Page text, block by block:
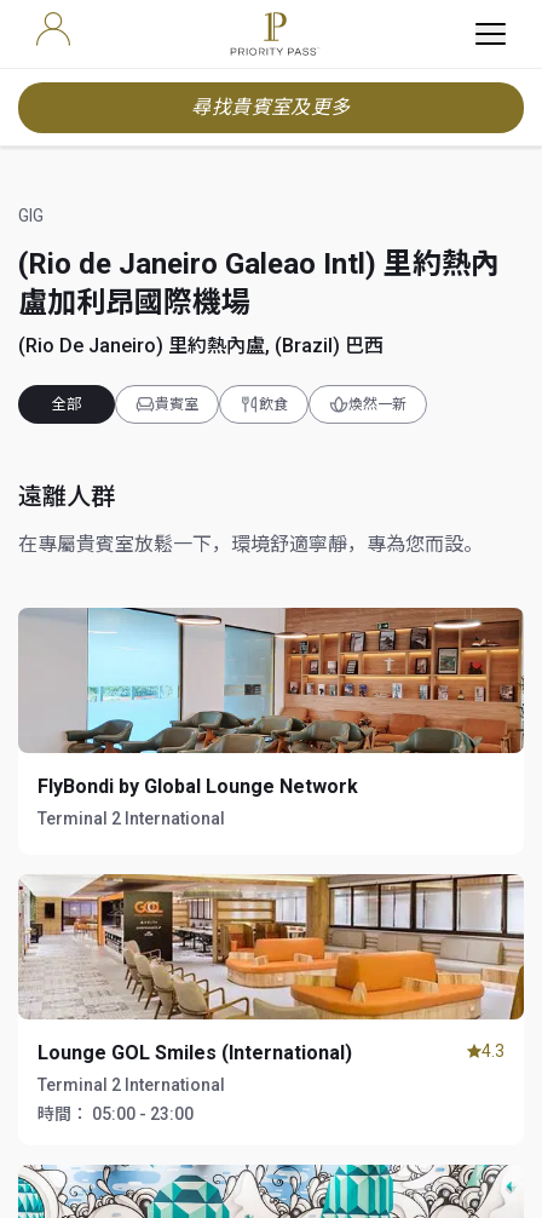
尋找貴賓室及更多
GIG
(Rio de Janeiro Galeao Intl) 里約熱內
盧加利昂國際機場
(Rio De Janeiro) 里約熱內盧, (Brazil) 巴西
全部 貴賓室 飲食 煥然一新
遠離人群
在專屬貴賓室放鬆一下，環境舒適寧靜，專為您而設。
FlyBondi by Global Lounge Network
Terminal 2 International
Lounge GOL Smiles (International)
Terminal 2 International
時間：
05:00 - 23:00
4.3